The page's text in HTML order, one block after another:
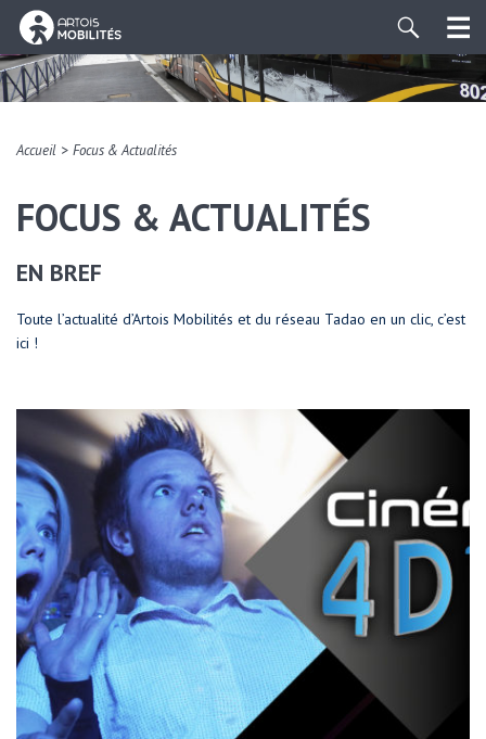
Accueil > Focus & Actualités
FOCUS & ACTUALITÉS
EN BREF
Toute l’actualité d’Artois Mobilités et du réseau Tadao en un clic, c’est
ici !